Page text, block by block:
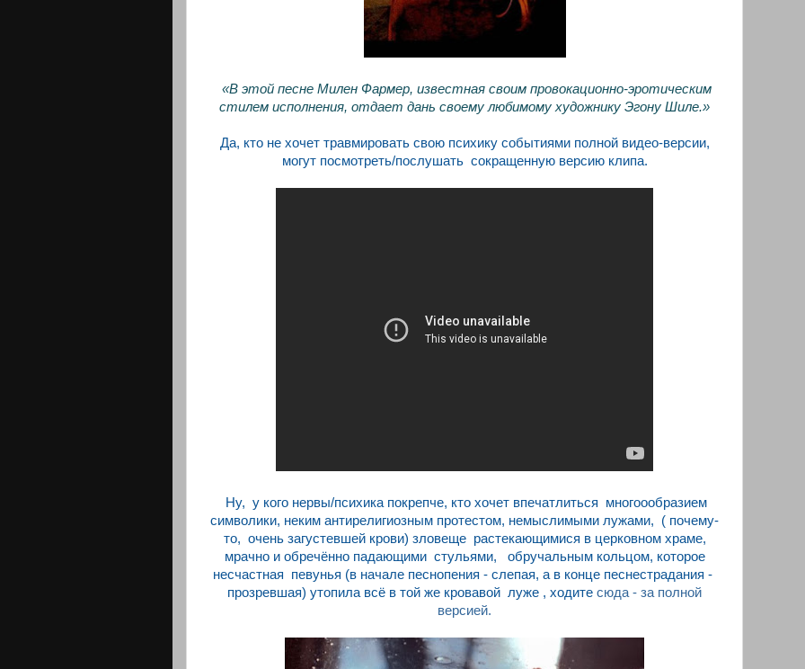
«В этой песне Милен Фармер, известная своим провокационно-эротическим
стилем исполнения, отдает дань своему любимому художнику Эгону Шиле.»
Да, кто не хочет травмировать свою психику событиями полной видео-версии,
могут посмотреть/послушать сокращенную версию клипа.
Ну, у кого нервы/психика покрепче, кто хочет впечатлиться многоообразием
символики, неким антирелигиозным протестом, немыслимыми лужами, ( почему-
то, очень загустевшей крови) зловеще растекающимися в церковном храме,
мрачно и обречённо падающими стульями, обручальным кольцом, которое
несчастная певунья (в начале песнопения - слепая, а в конце песнестрадания -
прозревшая) утопила всё в той же кровавой луже , ходите сюда - за полной
версией.